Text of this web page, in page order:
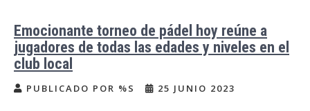
Emocionante torneo de pádel hoy reúne a
jugadores de todas las edades y niveles en el
club local
PUBLICADO POR %S 25 JUNIO 2023